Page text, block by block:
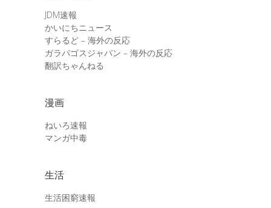
JDM速報
かいにちニュース
すらるど – 海外の反応
ガラパゴスジャパン – 海外の反応
翻訳ちゃんねる
漫画
ねいろ速報
マンガ中毒
生活
生活困窮速報